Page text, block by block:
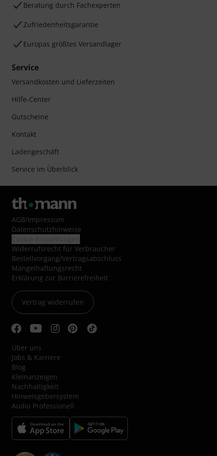
Beratung durch Fachexperten
Zufriedenheitsgarantie
Europas größtes Versandlager
Service
Versandkosten und Lieferzeiten
Hilfe-Center
Gutscheine
Kontakt
Ladengeschäft
Service im Überblick
AGB/Impressum
Datenschutzhinweise
Widerrufsrecht für Verbraucher
Bestellvorgang/Vertragsabschluss
Mängelhaftungsrecht
Erklärung zur Barrierefreiheit
Vertrag widerrufen
Über uns
Jobs & Karriere
Blog
Kleinanzeigen
Nachhaltigkeit
Hinweisgebersystem
Audio Professionell